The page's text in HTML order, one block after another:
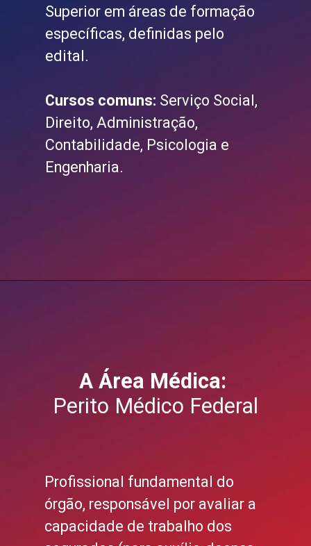
Superior em áreas de formação
específicas, definidas pelo
edital.
Cursos comuns: Serviço Social,
Direito, Administração,
Contabilidade, Psicologia e
Engenharia.
A Área Médica:
Perito Médico Federal
Profissional fundamental do
órgão, responsável por avaliar a
capacidade de trabalho dos